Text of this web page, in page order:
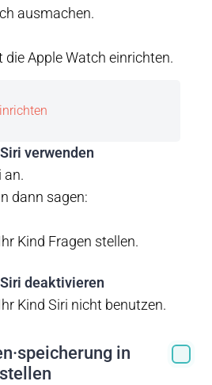
ausmachen.
die Apple Watch einrichten.
Siri verwenden
an.
dann sagen:
Kind Fragen stellen.
Siri deaktivieren
Kind Siri nicht benutzen.
in